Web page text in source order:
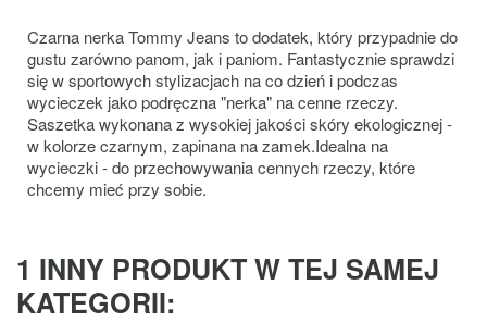
Czarna nerka Tommy Jeans to dodatek, który przypadnie do
gustu zarówno panom, jak i paniom. Fantastycznie sprawdzi
się w sportowych stylizacjach na co dzień i podczas
wycieczek jako podręczna "nerka" na cenne rzeczy.
Saszetka wykonana z wysokiej jakości skóry ekologicznej -
w kolorze czarnym, zapinana na zamek.Idealna na
wycieczki - do przechowywania cennych rzeczy, które
chcemy mieć przy sobie.
1 INNY PRODUKT W TEJ SAMEJ
KATEGORII: